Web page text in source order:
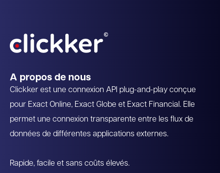
A propos de nous
Clickker est une connexion API plug-and-play conçue
pour Exact Online, Exact Globe et Exact Financial. Elle
permet une connexion transparente entre les flux de
données de différentes applications externes.
Rapide, facile et sans coûts élevés.